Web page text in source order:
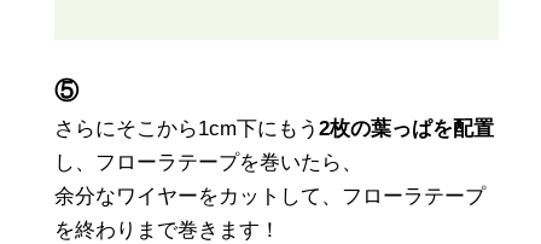
⑤
さらにそこから1cm下にもう 2枚の葉っぱを配置
し、フローラテープを巻いたら、
余分なワイヤーをカットして、フローラテープ
を終わりまで巻きます！